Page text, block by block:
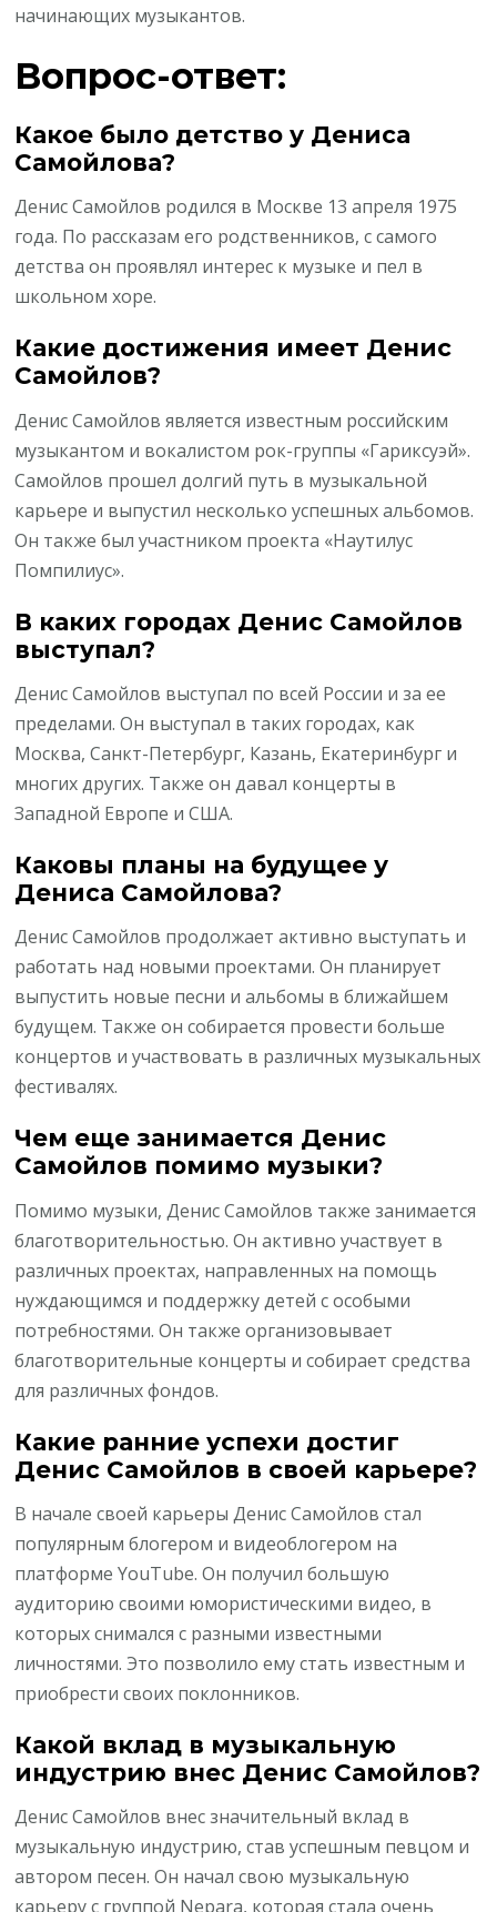
начинающих музыкантов.
Вопрос-ответ:
Какое было детство у Дениса
Самойлова?
Денис Самойлов родился в Москве 13 апреля 1975
года. По рассказам его родственников, с самого
детства он проявлял интерес к музыке и пел в
школьном хоре.
Какие достижения имеет Денис
Самойлов?
Денис Самойлов является известным российским
музыкантом и вокалистом рок-группы «Гариксуэй».
Самойлов прошел долгий путь в музыкальной
карьере и выпустил несколько успешных альбомов.
Он также был участником проекта «Наутилус
Помпилиус».
В каких городах Денис Самойлов
выступал?
Денис Самойлов выступал по всей России и за ее
пределами. Он выступал в таких городах, как
Москва, Санкт-Петербург, Казань, Екатеринбург и
многих других. Также он давал концерты в
Западной Европе и США.
Каковы планы на будущее у
Дениса Самойлова?
Денис Самойлов продолжает активно выступать и
работать над новыми проектами. Он планирует
выпустить новые песни и альбомы в ближайшем
будущем. Также он собирается провести больше
концертов и участвовать в различных музыкальных
фестивалях.
Чем еще занимается Денис
Самойлов помимо музыки?
Помимо музыки, Денис Самойлов также занимается
благотворительностью. Он активно участвует в
различных проектах, направленных на помощь
нуждающимся и поддержку детей с особыми
потребностями. Он также организовывает
благотворительные концерты и собирает средства
для различных фондов.
Какие ранние успехи достиг
Денис Самойлов в своей карьере?
В начале своей карьеры Денис Самойлов стал
популярным блогером и видеоблогером на
платформе YouTube. Он получил большую
аудиторию своими юмористическими видео, в
которых снимался с разными известными
личностями. Это позволило ему стать известным и
приобрести своих поклонников.
Какой вклад в музыкальную
индустрию внес Денис Самойлов?
Денис Самойлов внес значительный вклад в
музыкальную индустрию, став успешным певцом и
автором песен. Он начал свою музыкальную
карьеру с группой Nepara, которая стала очень